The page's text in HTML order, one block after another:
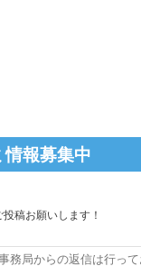
情報募集中
稿お願いします！